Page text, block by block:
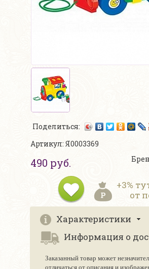
Поделиться:
Артикул: Я0003369
490 руб.
+3%
от
Характеристики
Информация о
Заказанный товар может
отличаться от описания и